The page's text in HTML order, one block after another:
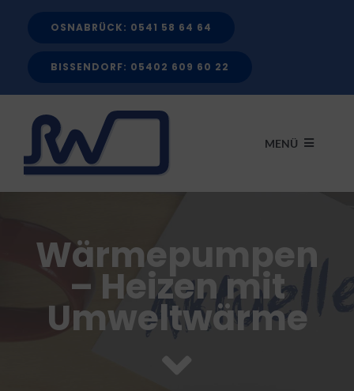
OSNABRÜCK: 0541 58 64 64
BISSENDORF: 05402 609 60 22
MENÜ
LEISTUNGEN
FÖRDERMITTEL
FACHBETRIEB
Wärmepumpen
– Heizen mit
Umweltwärme